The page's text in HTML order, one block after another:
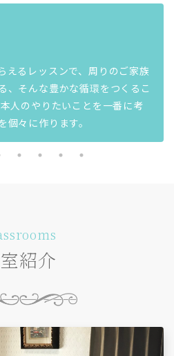
えるレッスンで、周りのご家族
、そんな豊かな循環をつくるこ
人のやりたいことを一番に考
個々に作ります。
紹介